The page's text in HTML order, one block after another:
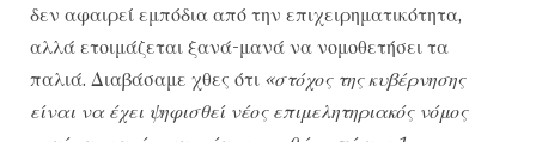
δεν αφαιρεί εμπόδια από την επιχειρηματικότητα,
αλλά ετοιμάζεται ξανά-μανά να νομοθετήσει τα
παλιά. Διαβάσαμε χθες ότι «στόχος της κυβέρνησης
είναι να έχει ψηφισθεί νέος επιμελητηριακός νόμος